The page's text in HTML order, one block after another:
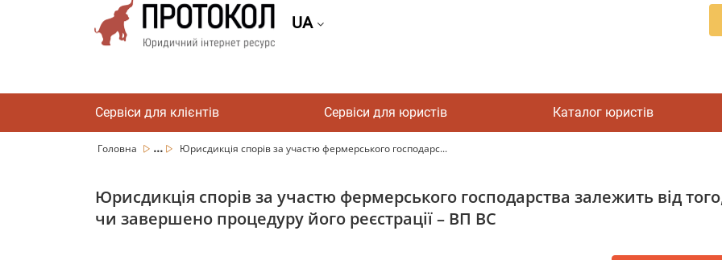
UA
Сервіси для клієнтів Сервіси для юристів Каталог юристів
Головна ... Юрисдикція спорів за участю фермерського господарс...
Юрисдикція спорів за участю фермерського господарства залежить від
чи завершено процедуру його реєстрації – ВП ВС